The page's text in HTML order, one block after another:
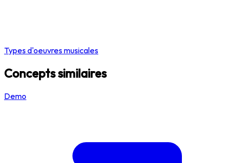
Types d'oeuvres musicales
Concepts similaires
Demo